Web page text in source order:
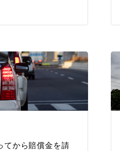
てから賠償金を請